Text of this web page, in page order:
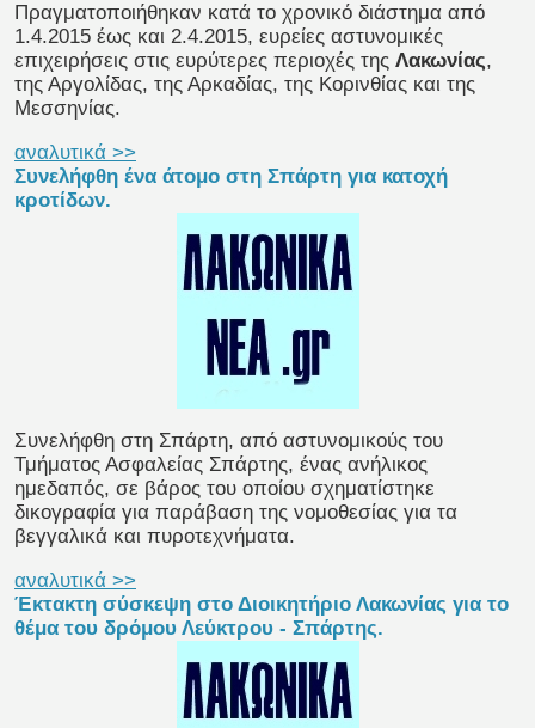
Πραγματοποιήθηκαν κατά το χρονικό διάστημα από
1.4.2015 έως και 2.4.2015, ευρείες αστυνομικές
επιχειρήσεις στις ευρύτερες περιοχές της Λακωνίας,
της Αργολίδας, της Αρκαδίας, της Κορινθίας και της
Μεσσηνίας.
αναλυτικά >>
Συνελήφθη ένα άτομο στη Σπάρτη για κατοχή
κροτίδων.
Συνελήφθη στη Σπάρτη, από αστυνομικούς του
Τμήματος Ασφαλείας Σπάρτης, ένας ανήλικος
ημεδαπός, σε βάρος του οποίου σχηματίστηκε
δικογραφία για παράβαση της νομοθεσίας για τα
βεγγαλικά και πυροτεχνήματα.
αναλυτικά >>
Έκτακτη σύσκεψη στο Διοικητήριο Λακωνίας για το
θέμα του δρόμου Λεύκτρου - Σπάρτης.